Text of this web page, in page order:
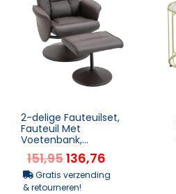
2-delige Fauteuilset,
Fauteuil Met
Voetenbank,
Relaxfauteuil Met
Voetenbank, In Hoogte
Verstelbaar, ...
151,95136,76
Gratis verzending
& retourneren!